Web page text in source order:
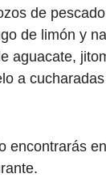
de
de limón y
aguacate,
a
encontrarás